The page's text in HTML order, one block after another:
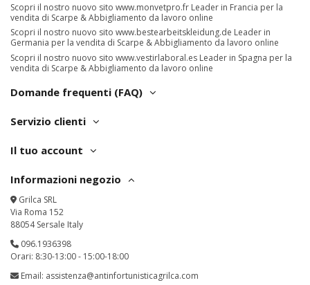
Scopri il nostro nuovo sito www.monvetpro.fr Leader in Francia per la
vendita di Scarpe & Abbigliamento da lavoro online
Scopri il nostro nuovo sito www.bestearbeitskleidung.de Leader in
Germania per la vendita di Scarpe & Abbigliamento da lavoro online
Scopri il nostro nuovo sito www.vestirlaboral.es Leader in Spagna per la
vendita di Scarpe & Abbigliamento da lavoro online
Domande frequenti (FAQ)
Servizio clienti
Il tuo account
Informazioni negozio
Grilca SRL
Via Roma 152
88054 Sersale Italy
096.1936398
Orari: 8:30-13:00 - 15:00-18:00
Email: assistenza@antinfortunisticagrilca.com